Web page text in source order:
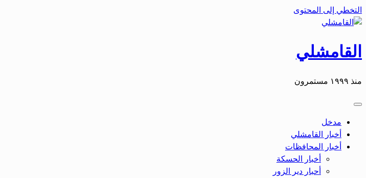
التخطي إلى المحتوى
القامشلي
منذ ١٩٩٩ مستمرون
مدخل
أخبار القامشلي
أخبار المحافظات
أخبار الحسكة
أحبار دير الزور